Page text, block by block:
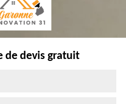
de devis gratuit